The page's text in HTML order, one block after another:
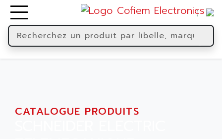
CATALOGUE PRODUITS